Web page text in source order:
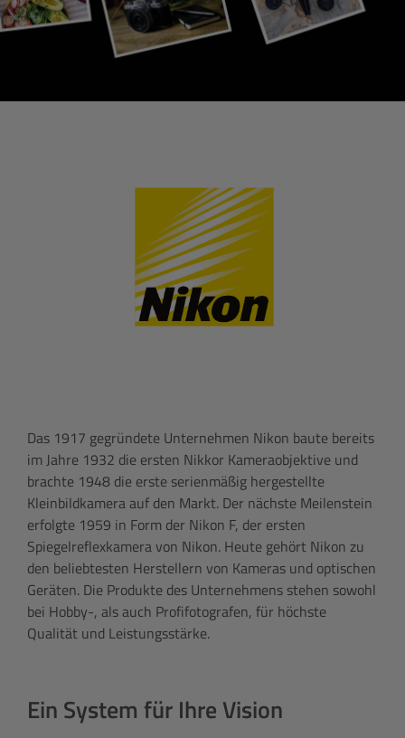
Das 1917 gegründete Unternehmen Nikon baute bereits
im Jahre 1932 die ersten Nikkor Kameraobjektive und
brachte 1948 die erste serienmäßig hergestellte
Kleinbildkamera auf den Markt. Der nächste Meilenstein
erfolgte 1959 in Form der Nikon F, der ersten
Spiegelreflexkamera von Nikon. Heute gehört Nikon zu
den beliebtesten Herstellern von Kameras und optischen
Geräten. Die Produkte des Unternehmens stehen sowohl
bei Hobby-, als auch Profifotografen, für höchste
Qualität und Leistungsstärke.
Ein System für Ihre Vision